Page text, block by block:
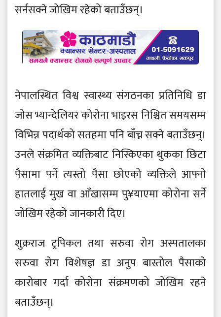
सर्नसक्ने जोखिम रहेको बताउँछन्।
नेपालस्थित विश्व स्वास्थ्य संगठनका प्रतिनिधि डा
जोस भ्यान्देलियर कोरोना भाइरस निश्चित समयसम्म
विभिन्न पदार्थको सतहमा पनि बाँच्न सक्ने बताउँछन्।
उनले संक्रमित व्यक्तिबाट निस्किएका थुकका छिटा
पैसामा पर्ने त्यस्तो पैसा छोएको व्यक्तिले आफ्नो
हातलाई मुख वा आँखासम्म पु¥याएमा कोरोना सर्ने
जोखिम रहेको जानकारी दिए।
शुक्रराज ट्रपिकल तथा सरुवा रोग अस्पतालका
सरुवा रोग विशेषज्ञ डा अनुप बास्तोल पैसाको
कारोबार गर्दा कोरोना संक्रमणको जोखिम रहने
बताउँछन्।